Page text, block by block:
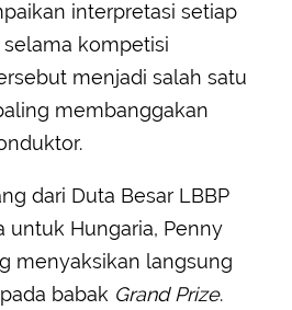
interpretasi setiap
kompetisi
menjadi salah satu
membanggakan
dari Duta Besar LBBP
untuk Hungaria, Penny
menyaksikan langsung
babak Grand Prize.